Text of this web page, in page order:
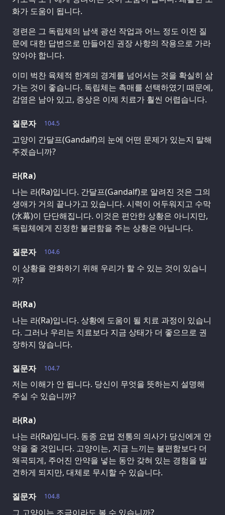
화가 도움이 됩니다.
경련은 그 독립체의 남색 광선 작업과 어느 정도 이전 질
문에 대한 답변으로 만들어진 권장 사항의 작용으로 가라
앉아야 합니다.
이미 벅찬 육체적 한계의 경계를 넘어서는 것을 확실히 삼
가는 것이 좋습니다. 독립체는 촉매를 선택하였기 때문에,
감염은 남아 있고, 증상은 이제 치료가 훨씬 어렵습니다.
104.5
질문자
고양이 간달프(Gandalf)의 눈에 어떤 문제가 있는지 말해
주겠습니까?
라(Ra)
나는 라(Ra)입니다. 간달프(Gandalf)로 알려진 것은 그의
생애가 거의 끝나가고 있습니다. 시력이 어두워지고 수막
(水幕)이 단단해집니다. 이것은 편안한 상황은 아니지만,
독립체에게 진정한 불편함을 주는 상황은 아닙니다.
104.6
질문자
이 상황을 완화하기 위해 우리가 할 수 있는 것이 있습니
까?
라(Ra)
나는 라(Ra)입니다. 상황에 도움이 될 치료 과정이 있습니
다. 그러나 우리는 치료보다 지금 상태가 더 좋으므로 권
장하지 않습니다.
104.7
질문자
저는 이해가 안 됩니다. 당신이 무엇을 뜻하는지 설명해
주실 수 있습니까?
라(Ra)
나는 라(Ra)입니다. 동종 요법 전통의 의사가 당신에게 안
약을 줄 것입니다. 고양이는, 지금 느끼는 불편함보다 더
왜곡되게, 주어진 안약을 넣는 동안 갖혀 있는 경험을 발
견하게 되지만, 대체로 무시할 수 있습니다.
104.8
질문자
그 고양이는 조금이라도 볼 수 있습니까?